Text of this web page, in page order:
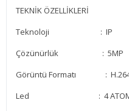
TEKNİK ÖZELLİKLERİ
Teknoloji : IP
Çözünürlük : 5MP
Görüntü Formatı : H.264 /
Led : 4 ATOM